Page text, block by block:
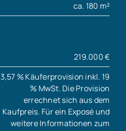
ca. 180 m²
219.000 €
3,57 % Käuferprovision inkl. 19
% MwSt. Die Provision
errechnet sich aus dem
Kaufpreis. Für ein Exposé und
weitere Informationen zum